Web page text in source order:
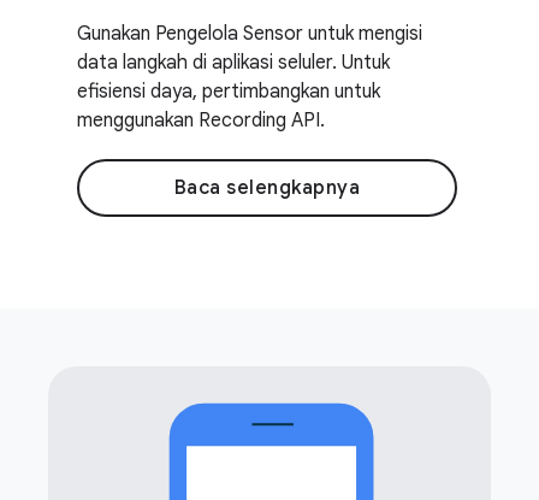
Gunakan Pengelola Sensor untuk mengisi
data langkah di aplikasi seluler. Untuk
efisiensi daya, pertimbangkan untuk
menggunakan Recording API.
Baca selengkapnya